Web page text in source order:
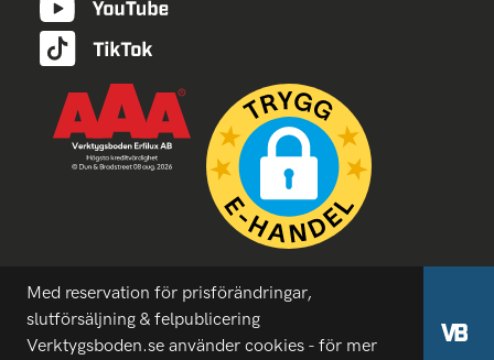
Med reservation för prisförändringar,
slutförsäljning & felpublicering
Verktygsboden.se använder cookies - för mer